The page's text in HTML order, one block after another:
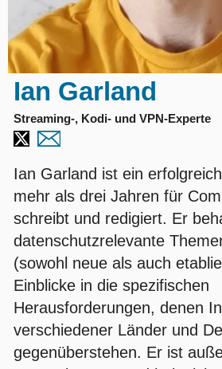
Ian Garland
Streaming-, Kodi- und VPN-Experte
Ian Garland ist ein
mehr als drei Jahren für
schreibt und redigiert. Er
datenschutzrelevante
(sowohl neue als auch
Einblicke in die spezifischen
Herausforderungen, denen
verschiedener Länder und
gegenüberstehen. Er ist